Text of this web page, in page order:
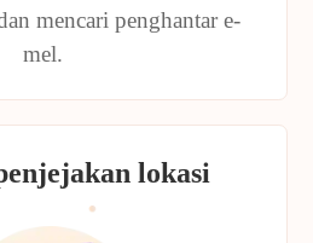
mencari penghantar e-
mel.
lokasi